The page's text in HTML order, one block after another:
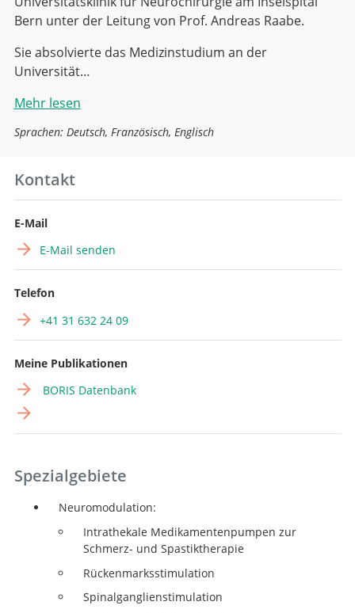
Bern unter der Leitung von Prof. Andreas Raabe.
Sie absolvierte das Medizinstudium an der
Universität…
Mehr lesen
Sprachen: Deutsch, Französisch, Englisch
Kontakt
E-Mail
E-Mail senden
Telefon
+41 31 632 24 09
Meine Publikationen
BORIS Datenbank
Spezialgebiete
Neuromodulation:
Intrathekale Medikamentenpumpen zur
Schmerz- und Spastiktherapie
Rückenmarksstimulation
Spinalganglienstimulation